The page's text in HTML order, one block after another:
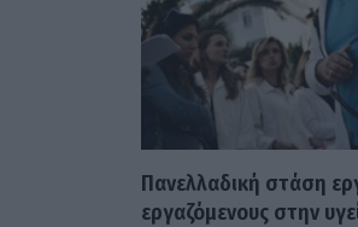
Πανελλαδική στάση
εργαζόμενους στην